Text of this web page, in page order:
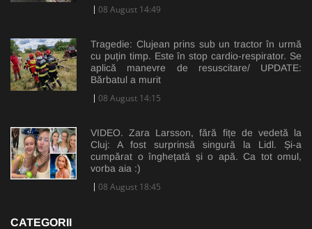
08 August 14:49
Tragedie: Clujean prins sub un tractor în urmă
cu puțin timp. Este în stop cardio-respirator. Se
aplică manevre de resuscitare/ UPDATE:
Bărbatul a murit
08 August 14:15
VIDEO. Zara Larsson, fără fițe de vedetă la
Cluj: A fost surprinsă singură la Lidl. Și-a
cumpărat o înghețată și o apă. Ca tot omul,
vorba aia :)
08 August 18:45
CATEGORII